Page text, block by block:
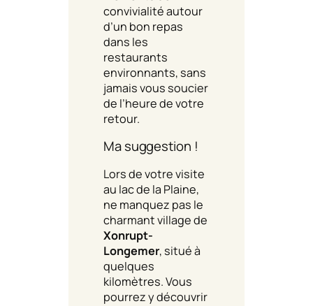
convivialité autour
d’un bon repas
dans les
restaurants
environnants, sans
jamais vous soucier
de l’heure de votre
retour.
Ma suggestion !
Lors de votre visite
au lac de la Plaine,
ne manquez pas le
charmant village de
Xonrupt-
Longemer, situé à
quelques
kilomètres. Vous
pourrez y découvrir